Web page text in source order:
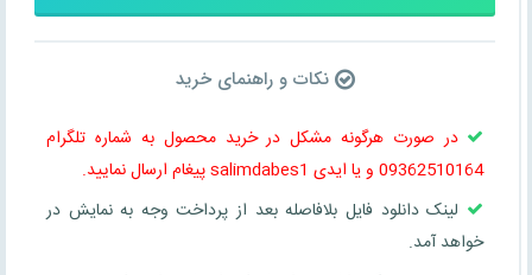
نکات و راهنمای خرید
در صورت هرگونه مشکل در خرید محصول به شماره تلگرام
09362510164 و یا ایدی salimdabes1 پیغام ارسال نمایید.
لینک دانلود فایل بلافاصله بعد از پرداخت وجه به نمایش در
خواهد آمد.